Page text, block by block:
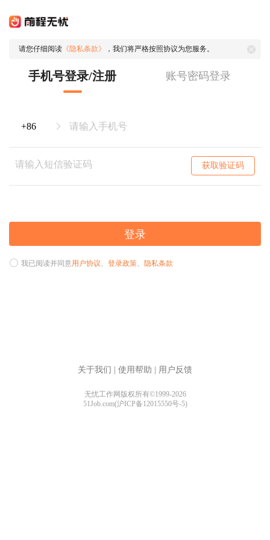
请您仔细阅读 《隐私条款》 ，我们将严格按照协议为您服务。
手机号登录/注册 账号密码登录
获取验证码
登录
我已阅读并同意用户协议、 登录政策、 隐私条款
关于我们 使用帮助 用户反馈
无忧工作网版权所有©1999-2026
51Job.com(沪ICP备12015550号-5)